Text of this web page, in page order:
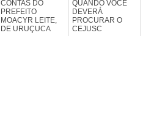
CONTAS DO
PREFEITO
MOACYR LEITE,
DE URUÇUCA
QUANDO VOCÊ
DEVERÁ
PROCURAR O
CEJUSC